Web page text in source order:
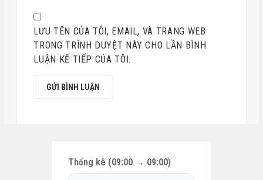
LƯU TÊN CỦA TÔI, EMAIL, VÀ TRANG WEB
TRONG TRÌNH DUYỆT NÀY CHO LẦN BÌNH
LUẬN KẾ TIẾP CỦA TÔI.
Thống kê (09:00 → 09:00)